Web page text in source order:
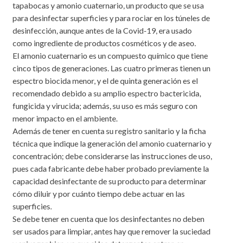
tapabocas y amonio cuaternario, un producto que se usa
para desinfectar superficies y para rociar en los túneles de
desinfección, aunque antes de la Covid-19, era usado
como ingrediente de productos cosméticos y de aseo.
El amonio cuaternario es un compuesto químico que tiene
cinco tipos de generaciones. Las cuatro primeras tienen un
espectro biocida menor, y el de quinta generación es el
recomendado debido a su amplio espectro bactericida,
fungicida y virucida; además, su uso es más seguro con
menor impacto en el ambiente.
Además de tener en cuenta su registro sanitario y la ficha
técnica que indique la generación del amonio cuaternario y
concentración; debe considerarse las instrucciones de uso,
pues cada fabricante debe haber probado previamente la
capacidad desinfectante de su producto para determinar
cómo diluir y por cuánto tiempo debe actuar en las
superficies.
Se debe tener en cuenta que los desinfectantes no deben
ser usados para limpiar, antes hay que remover la suciedad